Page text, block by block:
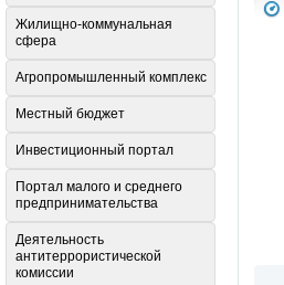
Жилищно-коммунальная
сфера
Агропромышленный комплекс
Местный бюджет
Инвестиционный портал
Портал малого и среднего
предпринимательства
Деятельность
антитеррористической
комиссии